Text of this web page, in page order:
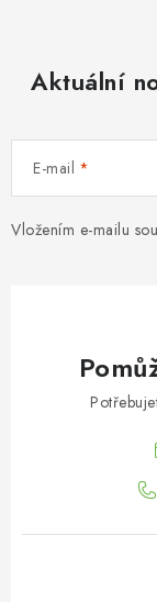
Aktuální
E-mail
Vložením e-mailu